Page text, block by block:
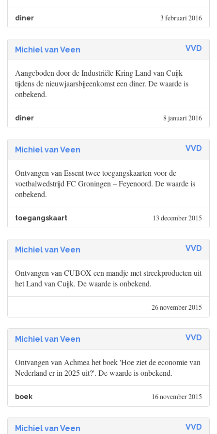
diner 3 februari 2016
Michiel van Veen VVD
Aangeboden door de Industriële Kring Land van Cuijk
tijdens de nieuwjaarsbijeenkomst een diner. De waarde is
onbekend.
diner 8 januari 2016
Michiel van Veen VVD
Ontvangen van Essent twee toegangskaarten voor de
voetbalwedstrijd FC Groningen – Feyenoord. De waarde is
onbekend.
toegangskaart 13 december 2015
Michiel van Veen VVD
Ontvangen van CUBOX een mandje met streekproducten uit
het Land van Cuijk. De waarde is onbekend.
26 november 2015
Michiel van Veen VVD
Ontvangen van Achmea het boek 'Hoe ziet de economie van
Nederland er in 2025 uit?'. De waarde is onbekend.
boek 16 november 2015
Michiel van Veen VVD